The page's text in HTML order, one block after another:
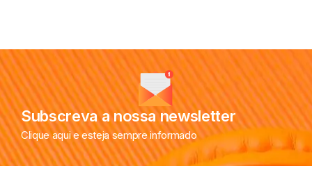
Subscreva a nossa newsletter
Clique aqui e esteja sempre informado